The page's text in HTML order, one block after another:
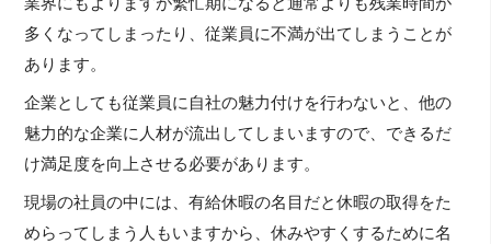
多くなってしまったり、従業員に不満が出てしまうことが
あります。
企業としても従業員に自社の魅力付けを行わないと、他の
魅力的な企業に人材が流出してしまいますので、できるだ
け満足度を向上させる必要があります。
現場の社員の中には、有給休暇の名目だと休暇の取得をた
めらってしまう人もいますから、休みやすくするために名